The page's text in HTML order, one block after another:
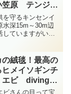
原 テンジク
を守るキンセンイ
深15m～30m辺
ていますがいつ
ンジクダイ科スジ
...
絨毯！最高の
メイソギンチ
エビ diving-
ビさんの目って宝